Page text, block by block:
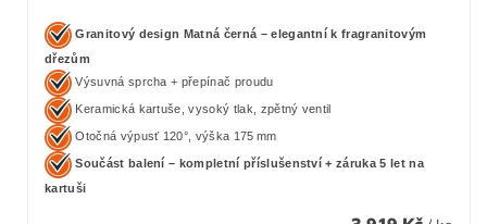
Granitový design Matná černá – elegantní k fragranitovým
dřezům
Výsuvná sprcha + přepínač proudu
Keramická kartuše, vysoký tlak, zpětný ventil
Otočná výpusť 120°, výška 175 mm
Součást balení – kompletní příslušenství + záruka 5 let na
kartuši